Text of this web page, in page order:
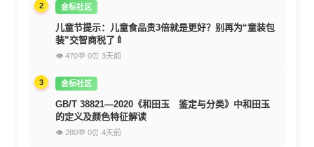
2 金标社区
儿童节提示：儿童食品贵3倍就是更好？别再为“童装包
装”交智商税了🍼
👁 470💬 0⏰ 3天前
3 金标社区
GB/T 38821—2020《和田玉 鉴定与分类》中和田玉
的定义及颜色特征解读
👁 280💬 0⏰ 4天前